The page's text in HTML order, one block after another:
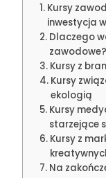
Kursy
inwestycja
Dlaczego
zawodowe?
Kursy z
Kursy
ekologią
Kursy
starzejące
Kursy z
Na